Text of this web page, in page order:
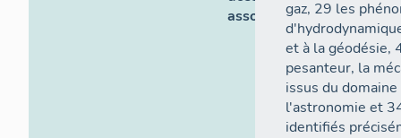
associés gaz, 29 les
et à la géodésie,
pesanteur, la
issus du
l'astronomie et
identifiés